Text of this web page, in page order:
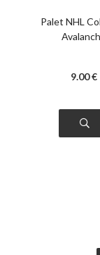
Palet NHL
9.00 €